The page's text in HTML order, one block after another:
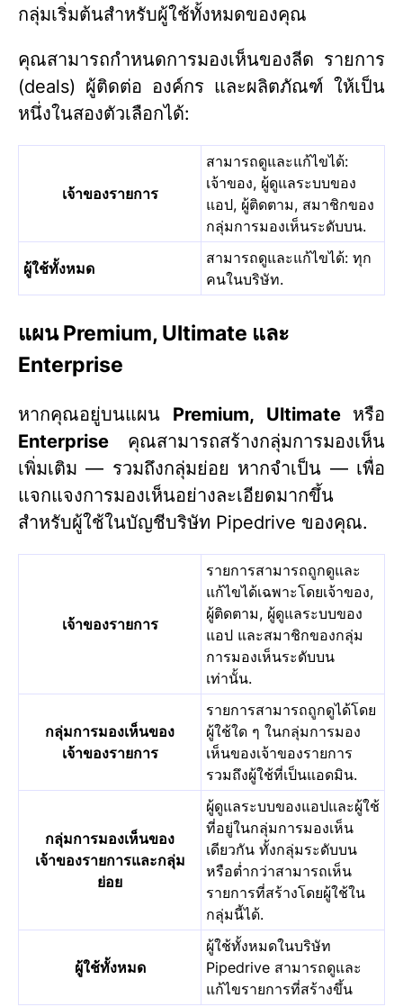
กลุ่มเริ่มต้นสำหรับผู้ใช้ทั้งหมดของคุณ
คุณสามารถกำหนดการมองเห็นของลีด รายการ
(deals) ผู้ติดต่อ องค์กร และผลิตภัณฑ์ ให้เป็น
หนึ่งในสองตัวเลือกได้:
เจ้าของรายการ
สามารถดูและแก้ไขได้:
เจ้าของ, ผู้ดูแลระบบของ
แอป, ผู้ติดตาม, สมาชิกของ
กลุ่มการมองเห็นระดับบน.
ผู้ใช้ทั้งหมด
สามารถดูและแก้ไขได้: ทุก
คนในบริษัท.
แผน Premium, Ultimate และ
Enterprise
หากคุณอยู่บนแผน Premium, Ultimate หรือ
Enterprise คุณสามารถสร้างกลุ่มการมองเห็น
เพิ่มเติม — รวมถึงกลุ่มย่อย หากจำเป็น — เพื่อ
แจกแจงการมองเห็นอย่างละเอียดมากขึ้น
สำหรับผู้ใช้ในบัญชีบริษัท Pipedrive ของคุณ.
เจ้าของรายการ
รายการสามารถถูกดูและ
แก้ไขได้เฉพาะโดยเจ้าของ,
ผู้ติดตาม, ผู้ดูแลระบบของ
แอป และสมาชิกของกลุ่ม
การมองเห็นระดับบน
เท่านั้น.
กลุ่มการมองเห็นของ
เจ้าของรายการ
รายการสามารถถูกดูได้โดย
ผู้ใช้ใด ๆ ในกลุ่มการมอง
เห็นของเจ้าของรายการ
รวมถึงผู้ใช้ที่เป็นแอดมิน.
กลุ่มการมองเห็นของ
เจ้าของรายการและกลุ่ม
ย่อย
ผู้ดูแลระบบของแอปและผู้ใช้
ที่อยู่ในกลุ่มการมองเห็น
เดียวกัน ทั้งกลุ่มระดับบน
หรือต่ำกว่าสามารถเห็น
รายการที่สร้างโดยผู้ใช้ใน
กลุ่มนี้ได้.
ผู้ใช้ทั้งหมด
ผู้ใช้ทั้งหมดในบริษัท
Pipedrive สามารถดูและ
แก้ไขรายการที่สร้างขึ้น